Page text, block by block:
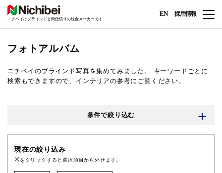
ニチベイはブラインドと間仕切りの総合メーカーです
EN 採用情報
フォトアルバム
ニチベイのブラインド写真を集めてみました。
キーワードごとに
検索もできますので、インテリアの参考にご覧ください。
条件で絞り込む
現在の絞り込み
をクリックすると選択項目から外せます。